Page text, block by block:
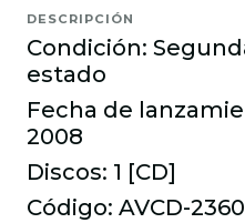
DESCRIPCIÓN
Condición:
estado
Fecha de
2008
Discos: 1 [CD]
Código: AVCD-